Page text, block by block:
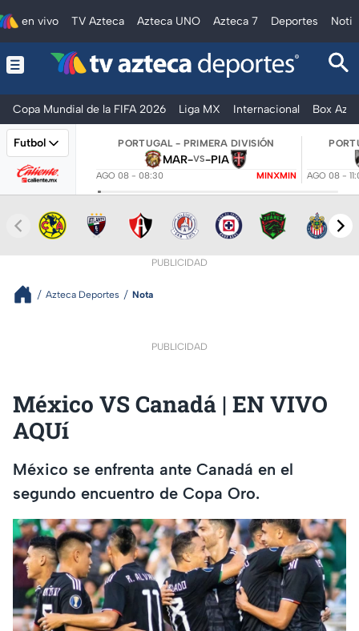
en vivo TV Azteca Azteca UNO Azteca 7 Deportes
Copa Mundial de la FIFA 2026 Liga MX Internacional Box
Futbol PORTUGAL - PRIMERA DIVISIÓN
MAR-VS-PIA
AGO 08 - 08:30 MINXMIN AGO 08 -
PUBLICIDAD
Azteca Deportes Nota
PUBLICIDAD
México VS Canadá | EN VIVO
AQUí
México se enfrenta ante Canadá en el
segundo encuentro de Copa Oro.